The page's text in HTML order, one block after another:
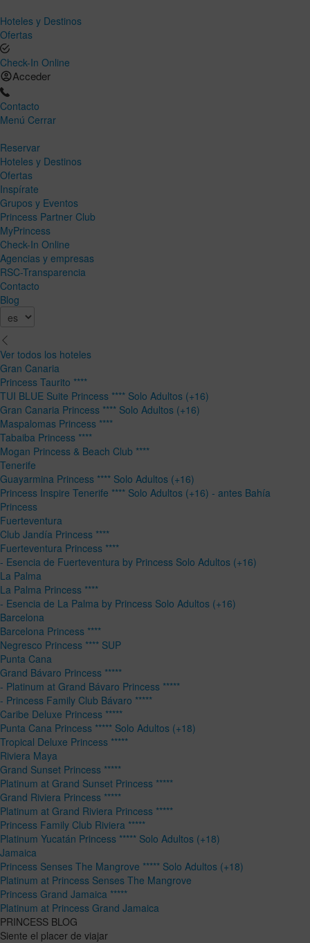
Hoteles y Destinos
Ofertas
Check-In Online
Acceder
Contacto
Menú Cerrar
Reservar
Hoteles y Destinos
Ofertas
Inspírate
Grupos y Eventos
Princess Partner Club
MyPrincess
Check-In Online
Agencias y empresas
RSC-Transparencia
Contacto
Blog
Ver todos los hoteles
Gran Canaria
Princess Taurito ****
TUI BLUE Suite Princess **** Solo Adultos (+16)
Gran Canaria Princess **** Solo Adultos (+16)
Maspalomas Princess ****
Tabaiba Princess ****
Mogan Princess & Beach Club ****
Tenerife
Guayarmina Princess **** Solo Adultos (+16)
Princess Inspire Tenerife **** Solo Adultos (+16) - antes Bahía
Princess
Fuerteventura
Club Jandía Princess ****
Fuerteventura Princess ****
- Esencia de Fuerteventura by Princess Solo Adultos (+16)
La Palma
La Palma Princess ****
- Esencia de La Palma by Princess Solo Adultos (+16)
Barcelona
Barcelona Princess ****
Negresco Princess **** SUP
Punta Cana
Grand Bávaro Princess *****
- Platinum at Grand Bávaro Princess *****
- Princess Family Club Bávaro *****
Caribe Deluxe Princess *****
Punta Cana Princess ***** Solo Adultos (+18)
Tropical Deluxe Princess *****
Riviera Maya
Grand Sunset Princess *****
Platinum at Grand Sunset Princess *****
Grand Riviera Princess *****
Platinum at Grand Riviera Princess *****
Princess Family Club Riviera *****
Platinum Yucatán Princess ***** Solo Adultos (+18)
Jamaica
Princess Senses The Mangrove ***** Solo Adultos (+18)
Platinum at Princess Senses The Mangrove
Princess Grand Jamaica *****
Platinum at Princess Grand Jamaica
PRINCESS BLOG
Siente el placer de viajar